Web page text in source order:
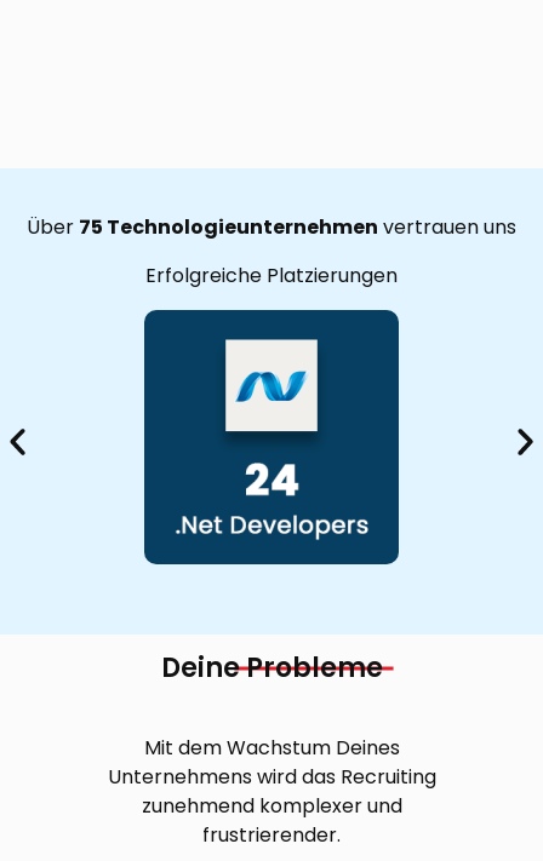
Über 75 Technologieunternehmen vertrauen uns
Erfolgreiche Platzierungen
DeineProbleme
Mit dem Wachstum Deines
Unternehmens wird das Recruiting
zunehmend komplexer und
frustrierender.